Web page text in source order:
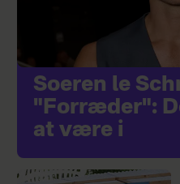
Soeren le
"Forræder":
at være i